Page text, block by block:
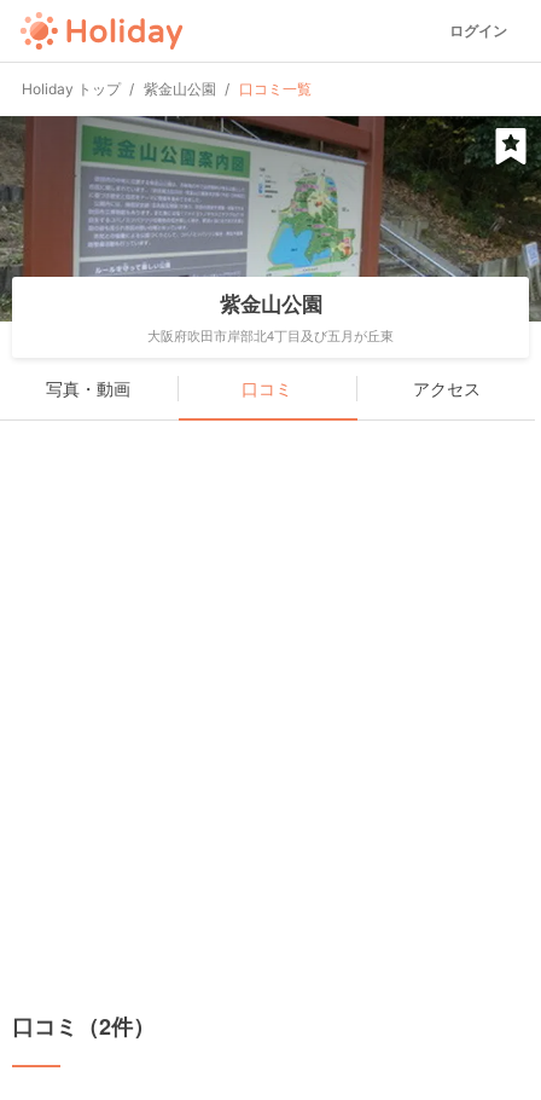
ログイン
Holiday トップ 紫金山公園 口コミ一覧
紫金山公園
大阪府吹田市岸部北4丁目及び五月が丘東
写真・動画 口コミ アクセス
口コミ（2件）